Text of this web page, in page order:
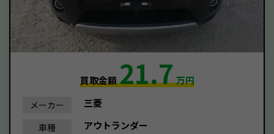
買取金額21.7万円
メーカー 三菱
車種 アウトランダー